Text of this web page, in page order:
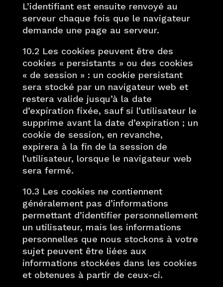
L’identifiant est ensuite renvoyé au
serveur chaque fois que le navigateur
demande une page au serveur.
10.2 Les cookies peuvent être des
cookies « persistants » ou des cookies
« de session » : un cookie persistant
sera stocké par un navigateur web et
restera valide jusqu’à la date
d’expiration fixée, sauf si l’utilisateur le
supprime avant la date d’expiration ; un
cookie de session, en revanche,
expirera à la fin de la session de
l’utilisateur, lorsque le navigateur web
sera fermé.
10.3 Les cookies ne contiennent
généralement pas d’informations
permettant d’identifier personnellement
un utilisateur, mais les informations
personnelles que nous stockons à votre
sujet peuvent être liées aux
informations stockées dans les cookies
et obtenues à partir de ceux-ci.